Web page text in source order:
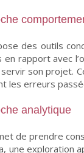
des outils
en rapport avec
son projet.
les erreurs
analytique
de prendre
une exploration